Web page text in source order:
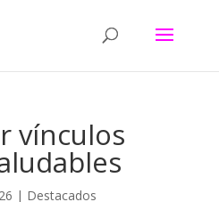
vínculos
| Destacados